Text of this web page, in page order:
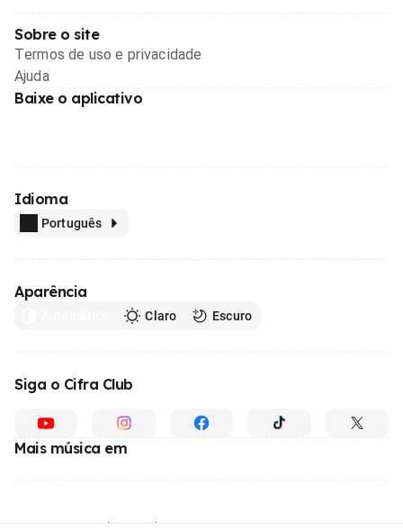
Sobre o site
Termos de uso e privacidade
Ajuda
Baixe o aplicativo
Idioma
Português
Aparência
Claro Escuro
Siga o Cifra Club
Mais música em